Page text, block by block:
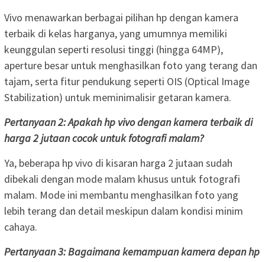
Vivo menawarkan berbagai pilihan hp dengan kamera
terbaik di kelas harganya, yang umumnya memiliki
keunggulan seperti resolusi tinggi (hingga 64MP),
aperture besar untuk menghasilkan foto yang terang dan
tajam, serta fitur pendukung seperti OIS (Optical Image
Stabilization) untuk meminimalisir getaran kamera.
Pertanyaan 2: Apakah hp vivo dengan kamera terbaik di
harga 2 jutaan cocok untuk fotografi malam?
Ya, beberapa hp vivo di kisaran harga 2 jutaan sudah
dibekali dengan mode malam khusus untuk fotografi
malam. Mode ini membantu menghasilkan foto yang
lebih terang dan detail meskipun dalam kondisi minim
cahaya.
Pertanyaan 3: Bagaimana kemampuan kamera depan hp